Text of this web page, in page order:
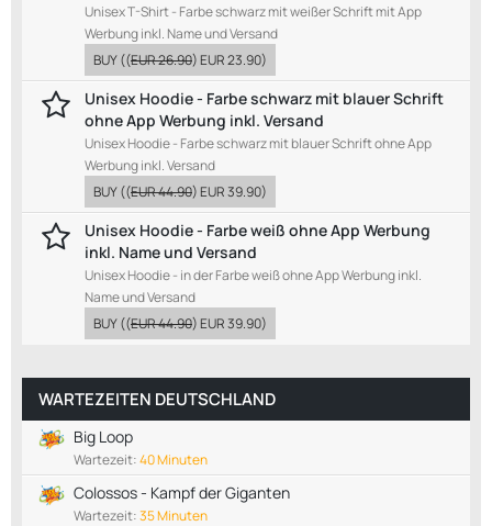
Unisex T-Shirt - Farbe schwarz mit weißer Schrift mit App
Werbung inkl. Name und Versand
BUY((EUR 26.90)EUR 23.90)
Unisex Hoodie - Farbe schwarz mit blauer Schrift
ohne App Werbung inkl. Versand
Unisex Hoodie - Farbe schwarz mit blauer Schrift ohne App
Werbung inkl. Versand
BUY((EUR 44.90)EUR 39.90)
Unisex Hoodie - Farbe weiß ohne App Werbung
inkl. Name und Versand
Unisex Hoodie - in der Farbe weiß ohne App Werbung inkl.
Name und Versand
BUY((EUR 44.90)EUR 39.90)
WARTEZEITEN DEUTSCHLAND
Big Loop
Wartezeit:40 Minuten
Colossos - Kampf der Giganten
Wartezeit:35 Minuten